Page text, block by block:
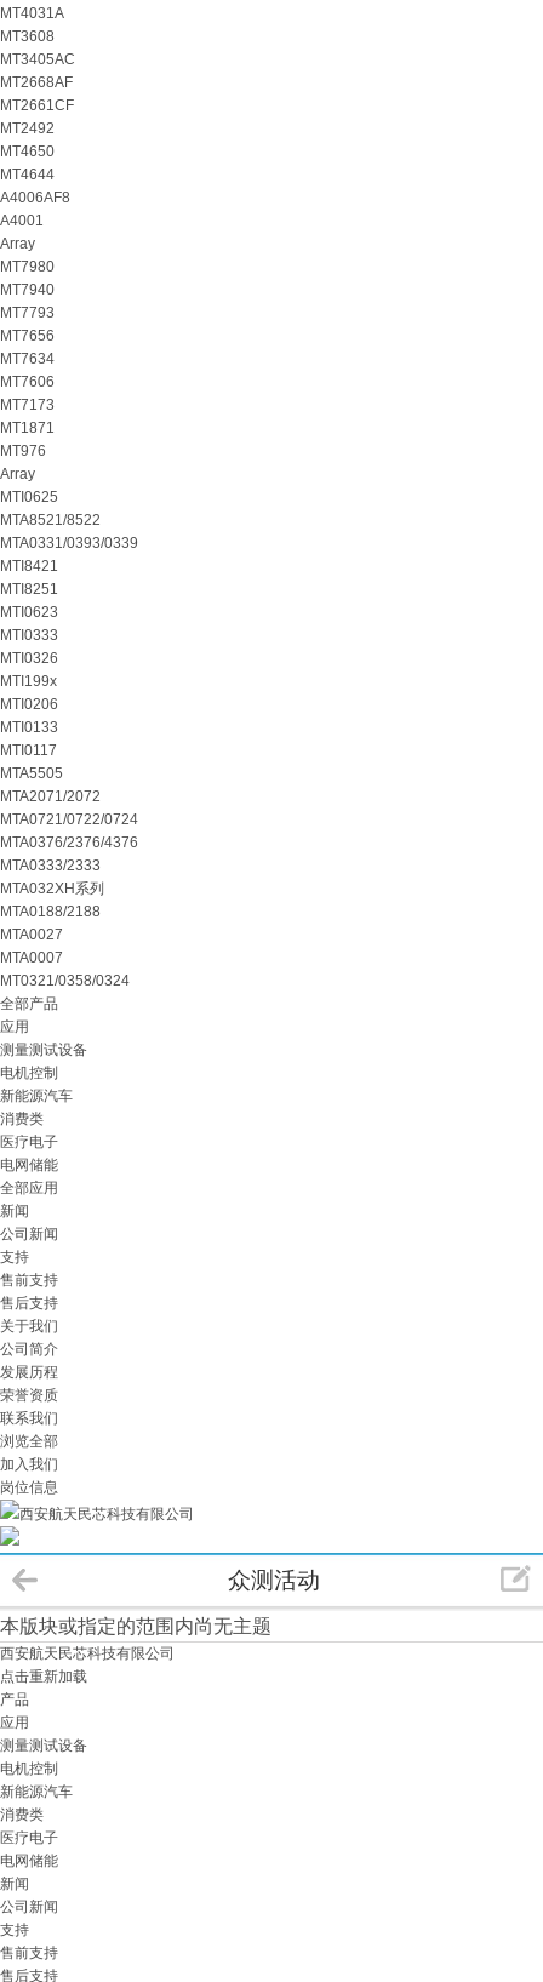
MT4031A
MT3608
MT3405AC
MT2668AF
MT2661CF
MT2492
MT4650
MT4644
A4006AF8
A4001
Array
MT7980
MT7940
MT7793
MT7656
MT7634
MT7606
MT7173
MT1871
MT976
Array
MTI0625
MTA8521/8522
MTA0331/0393/0339
MTI8421
MTI8251
MTI0623
MTI0333
MTI0326
MTI199x
MTI0206
MTI0133
MTI0117
MTA5505
MTA2071/2072
MTA0721/0722/0724
MTA0376/2376/4376
MTA0333/2333
MTA032XH系列
MTA0188/2188
MTA0027
MTA0007
MT0321/0358/0324
全部产品
应用
测量测试设备
电机控制
新能源汽车
消费类
医疗电子
电网储能
全部应用
新闻
公司新闻
支持
售前支持
售后支持
关于我们
公司简介
发展历程
荣誉资质
联系我们
浏览全部
加入我们
岗位信息
西安航天民芯科技有限公司
众测活动
本版块或指定的范围内尚无主题
西安航天民芯科技有限公司
点击重新加载
产品
应用
测量测试设备
电机控制
新能源汽车
消费类
医疗电子
电网储能
新闻
公司新闻
支持
售前支持
售后支持